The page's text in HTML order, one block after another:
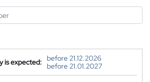
is expected:
before 21.12.2026
before 21.01.2027